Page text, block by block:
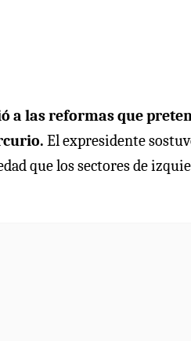
a las reformas que
El expresidente
que los sectores de